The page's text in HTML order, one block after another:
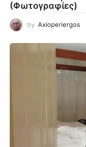
(Φωτογραφίες)
by Axioperiergos